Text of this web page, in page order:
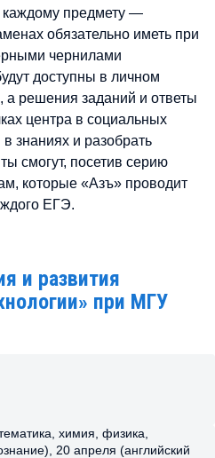
каждому предмету —
обязательно иметь при
чернилами
доступны в личном
а решения заданий и ответы
центра в социальных
знаниях и разобрать
смогут, посетив серию
которые «Азъ» проводит
ЕГЭ.
и развития
при МГУ
химия, физика,
20 апреля (английский